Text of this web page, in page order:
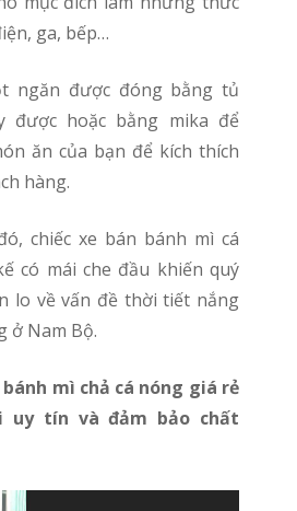
ga, bếp…
được hoặc bằng mika để
ăn của bạn để kích thích
hàng.
có mái che đầu khiến quý
lo về vấn đề thời tiết nắng
ở Nam Bộ.
uy tín và đảm bảo chất